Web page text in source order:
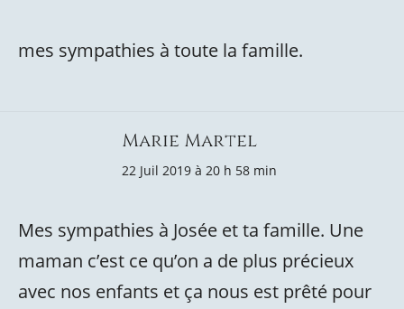
mes sympathies à toute la famille.
Marie Martel
22 Juil 2019 à 20 h 58 min
Mes sympathies à Josée et ta famille. Une
maman c’est ce qu’on a de plus précieux
avec nos enfants et ça nous est prêté pour